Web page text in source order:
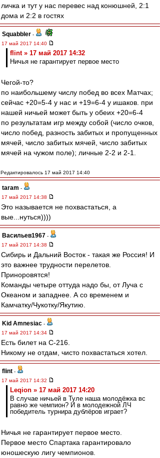
личка и тут у нас перевес над конюшней, 2:1
дома и 2:2 в гостях
Squabbler -
17 май 2017 14:40
flint » 17 май 2017 14:32
Ничья не гарантирует первое место
Чегой-то?
по наибольшему числу побед во всех Матчах;
сейчас +20=5-4 у нас и +19=6-4 у ишаков. при
нашей ничьей может быть у обеих +20=6-4
по результатам игр между собой (число очков,
число побед, разность забитых и пропущенных
мячей, число забитых мячей, число забитых
мячей на чужом поле); личные 2-2 и 2-1.
Редактировалось 17 май 2017 14:40
taram -
17 май 2017 14:38
Это называется не похвастаться, а
вые...нуться))))
Васильев1967 -
17 май 2017 14:38
Сибирь и Дальний Восток - такая же Россия! И
это важнее трудности перелетов.
Приноровятся!
Команды четыре оттуда надо бы, от Луча с
Океаном и западнее. А со временем и
Камчатку/Чукотку/Якутию.
Kid Amnesiac -
17 май 2017 14:34
Есть билет на С-216.
Никому не отдам, чисто похвастаться хотел.
flint -
17 май 2017 14:32
Leqion » 17 май 2017 14:20
В случае ничьей в Туле наша молодёжка вс
равно же чемпион? И в молодежной ЛЧ
победитель турнира дублёров играет?
Ничья не гарантирует первое место.
Первое место Спартака гарантировало
юношескую лигу чемпионов.